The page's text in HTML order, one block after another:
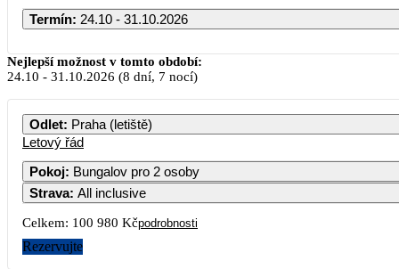
Termín: 24.10 - 31.10.2026
Nejlepší možnost v tomto období:
24.10 - 31.10.2026 (8 dní, 7 nocí)
Odlet: Praha (letiště)
Letový řád
Pokoj: Bungalov pro 2 osoby
Strava: All inclusive
Celkem: 100 980 Kčpodrobnosti
Rezervujte